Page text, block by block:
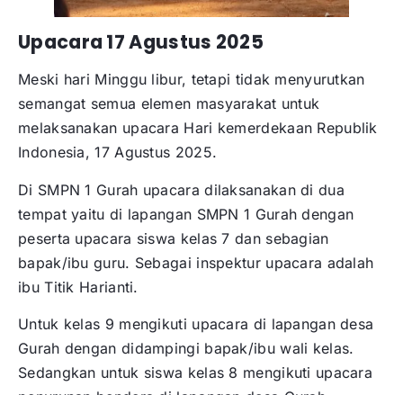
Upacara 17 Agustus 2025
Meski hari Minggu libur, tetapi tidak menyurutkan
semangat semua elemen masyarakat untuk
melaksanakan upacara Hari kemerdekaan Republik
Indonesia, 17 Agustus 2025.
Di SMPN 1 Gurah upacara dilaksanakan di dua
tempat yaitu di lapangan SMPN 1 Gurah dengan
peserta upacara siswa kelas 7 dan sebagian
bapak/ibu guru. Sebagai inspektur upacara adalah
ibu Titik Harianti.
Untuk kelas 9 mengikuti upacara di lapangan desa
Gurah dengan didampingi bapak/ibu wali kelas.
Sedangkan untuk siswa kelas 8 mengikuti upacara